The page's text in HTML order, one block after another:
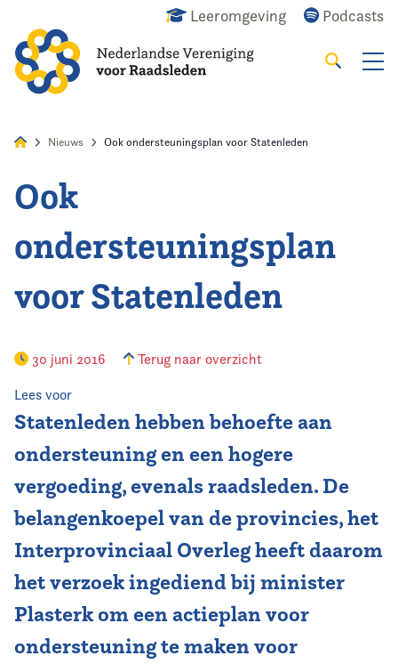
Leeromgeving Podcasts
Zoeken
Home
Agenda
Nieuws
Vereniging
Contact
Nieuws Ook ondersteuningsplan voor Statenleden
Ook
ondersteuningsplan
voor Statenleden
30 juni 2016 Terug naar overzicht
Lees voor
Statenleden hebben behoefte aan
ondersteuning en een hogere
vergoeding, evenals raadsleden. De
belangenkoepel van de provincies, het
Interprovinciaal Overleg heeft daarom
het verzoek ingediend bij minister
Plasterk om een actieplan voor
ondersteuning te maken voor